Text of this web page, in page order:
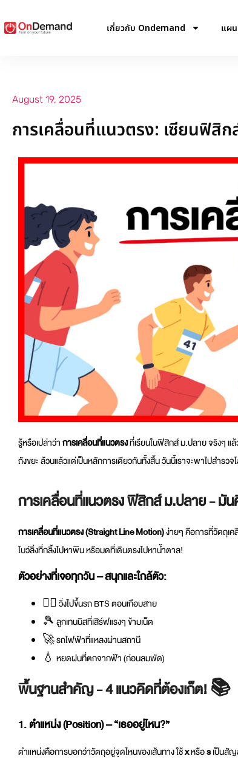
เกี่ยวกับ Ondemand แผน
August 19, 2025
การเคลื่อนที่แนวตรง: เซียนฟิสิก
รู้หรือเปล่าว่าการเคลื่อนที่แนวตรงที่เรียนในฟิสิกส์ ม.ปลาย จริงๆ แล้
ถังขยะ ล้วนแล้วแต่เป็นหลักการเดียวกันทั้งสิ้น วันนี้เราจะพาไปสำร
การเคลื่อนที่แนวตรง ฟิสิกส์ ม.ปลาย - มั
การเคลื่อนที่แนวตรง (Straight Line Motion)ง่ายๆ คือการที่วัตถุเค
โบว์ลิ่งที่กลิ้งไปหาพิน หรือมดที่เดินตรงไปหาน้ำตาล!
ตัวอย่างที่เจอทุกวัน – สนุกและใกล้ตัว:
🏃‍♂️ วิ่งไปขึ้นรถ BTS ตอนเกือบสาย
🎾 ลูกเทนนิสที่เสิร์ฟแรงๆ ข้ามเน็ต
🚀 รถไฟฟ้าที่แหลงผ่านสถานี
💧 หยดฝนที่ตกจากฟ้า (ก่อนลมพัด)
พื้นฐานสำคัญ - 4 แนวคิดที่ต้องเก็ต! 📚
1. ตำแหน่ง (Position) – “เธออยู่ไหน?”
ตำแหน่งคือการบอกว่าวัตถุอยู่จุดไหนของเส้นทาง ใช้xหรือsเป็นสัญ